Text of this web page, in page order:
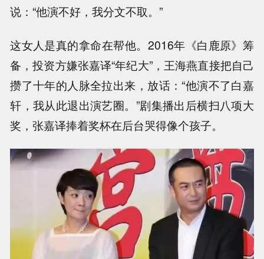
说：“他演不好，我分文不取。”
这女人是真的拿命在帮他。2016年《白鹿原》筹
备，投资方嫌张嘉译“年纪大”，王海燕直接把自己
攒了十年的人脉全拉出来，放话：“他演不了白嘉
轩，我从此退出演艺圈。”剧集播出后横扫八项大
奖，张嘉译捧着奖杯在后台哭得像个孩子。